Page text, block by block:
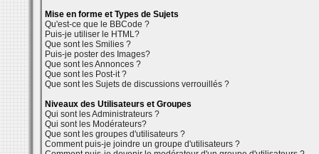
Mise en forme et Types de Sujets
Qu'est-ce que le BBCode ?
Puis-je utiliser le HTML?
Que sont les Smilies ?
Puis-je poster des Images?
Que sont les Annonces ?
Que sont les Post-it ?
Que sont les Sujets de discussions verrouillés ?
Niveaux des Utilisateurs et Groupes
Qui sont les Administrateurs ?
Qui sont les Modérateurs?
Que sont les groupes d'utilisateurs ?
Comment puis-je joindre un groupe d'utilisateurs ?